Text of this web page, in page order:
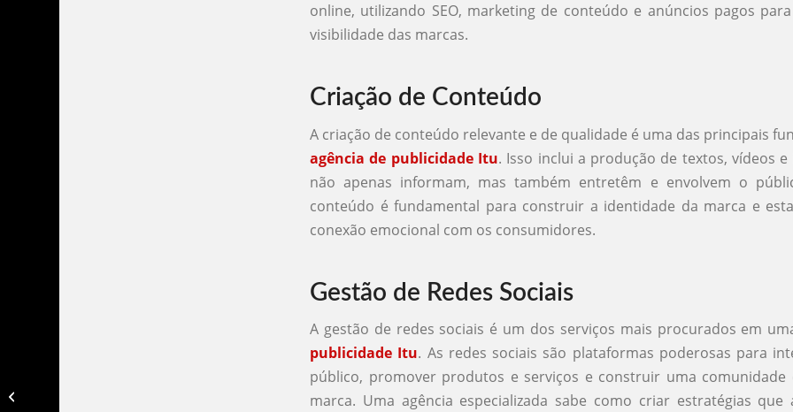
online, utilizando SEO, marketing de conteúdo e anúncios pagos
visibilidade das marcas.
Criação de Conteúdo
A criação de conteúdo relevante e de qualidade é uma das principais
agência de publicidade Itu. Isso inclui a produção de textos, vídeos e
não apenas informam, mas também entretêm e envolvem o
conteúdo é fundamental para construir a identidade da marca e
conexão emocional com os consumidores.
Gestão de Redes Sociais
A gestão de redes sociais é um dos serviços mais procurados em
publicidade Itu. As redes sociais são plataformas poderosas para
público, promover produtos e serviços e construir uma
marca. Uma agência especializada sabe como criar estratégias que